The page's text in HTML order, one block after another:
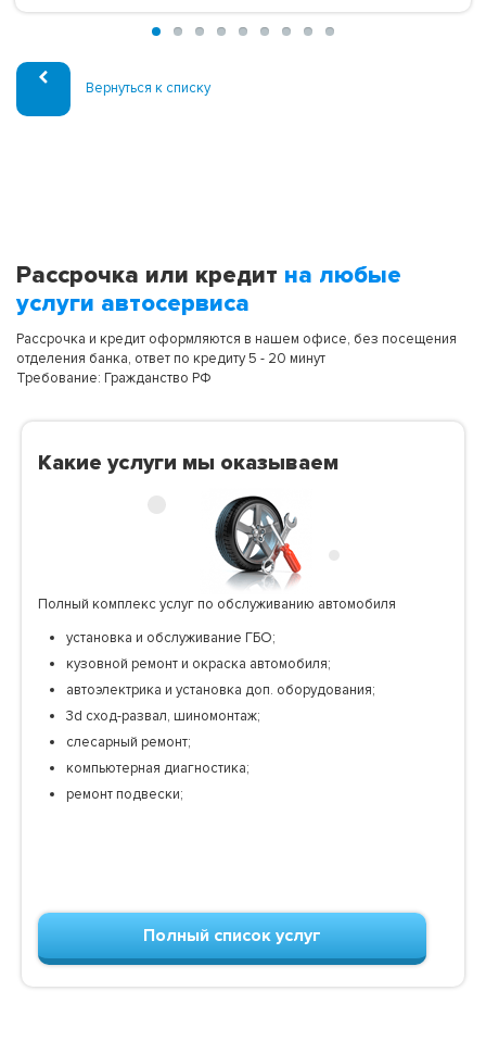
Вернуться к списку
Рассрочка или кредит на любые
услуги автосервиса
Рассрочка и кредит оформляются в нашем офисе, без посещения
отделения банка, ответ по кредиту 5 - 20 минут
Требование: Гражданство РФ
Какие услуги мы оказываем
Полный комплекс услуг по обслуживанию автомобиля
установка и обслуживание ГБО;
кузовной ремонт и окраска автомобиля;
автоэлектрика и установка доп. оборудования;
3d сход-развал, шиномонтаж;
слесарный ремонт;
компьютерная диагностика;
ремонт подвески;
Полный список услуг